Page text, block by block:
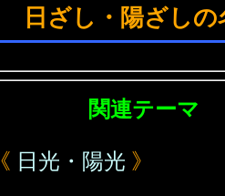
日ざし・陽ざしの
関連テーマ
《 日光・陽光 》